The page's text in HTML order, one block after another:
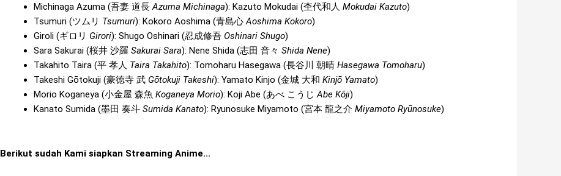
Michinaga Azuma (吾妻 道長 Azuma Michinaga): Kazuto Mokudai (杢代和人 Mokudai Kazuto)
Tsumuri (ツムリ Tsumuri): Kokoro Aoshima (青島心 Aoshima Kokoro)
Giroli (ギロリ Girori): Shugo Oshinari (忍成修吾 Oshinari Shugo)
Sara Sakurai (桜井 沙羅 Sakurai Sara): Nene Shida (志田 音々 Shida Nene)
Takahito Taira (平 孝人 Taira Takahito): Tomoharu Hasegawa (長谷川 朝晴 Hasegawa Tomoharu)
Takeshi Gōtokuji (豪徳寺 武 Gōtokuji Takeshi): Yamato Kinjo (金城 大和 Kinjō Yamato)
Morio Koganeya (小金屋 森魚 Koganeya Morio): Koji Abe (あべ こうじ Abe Kōji)
Kanato Sumida (墨田 奏斗 Sumida Kanato): Ryunosuke Miyamoto (宮本 龍之介 Miyamoto Ryūnosuke)
Berikut sudah Kami siapkan Streaming Anime...